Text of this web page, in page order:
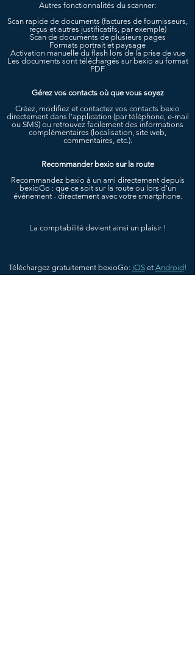
Autres fonctionnalités du scanner:
Scan rapide de documents (factures de fournisseurs,
reçus et autres justificatifs, par exemple)
Scan de documents de plusieurs pages
Formats portrait et paysage
Activation manuelle du flash lors de la prise de vue
Les documents sont téléchargés sur bexio au format
PDF
Gérez vos contacts où que vous soyez
Créez, modifiez et contactez vos contacts bexio
directement dans l'application (par téléphone, e-mail
ou SMS) ou retrouvez facilement des informations
complémentaires (localisation, site web,
commentaires, etc.).
Recommander bexio sur la route
Recommandez bexio à un ami directement depuis
bexioGo : que ce soit sur la route ou lors d'un
événement - directement avec votre smartphone.
La comptabilité devient ainsi un plaisir !​
Téléchargez gratuitement bexioGo: iOS et Android !